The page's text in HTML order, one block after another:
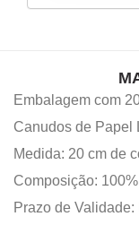
Embalagem com
Canudos de Papel
Medida: 20 cm de
Composição:
Prazo de Validade: